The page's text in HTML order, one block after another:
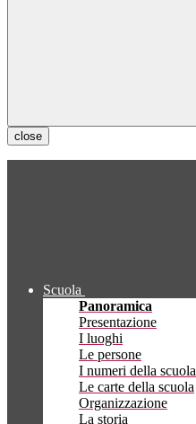
close
Scuola
Panoramica
Presentazione
I luoghi
Le persone
I numeri della scuola
Le carte della scuola
Organizzazione
La storia